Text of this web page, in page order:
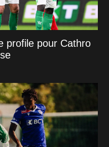
profile pour Cathro